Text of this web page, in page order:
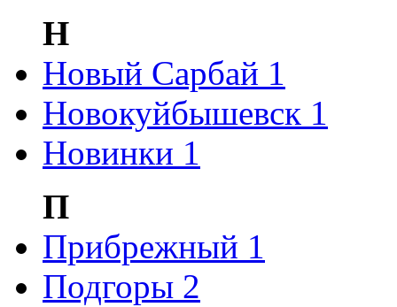
Н
Новый Сарбай 1
Новокуйбышевск 1
Новинки 1
П
Прибрежный 1
Подгоры 2